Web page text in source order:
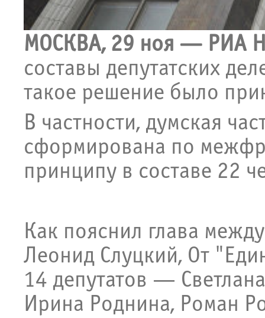
МОСКВА, 29 ноя — РИА
составы депутатских
такое решение было
В частности, думская
сформирована по
принципу в составе 22
Как пояснил глава
Леонид Слуцкий, От
14 депутатов —
Ирина Роднина, Роман